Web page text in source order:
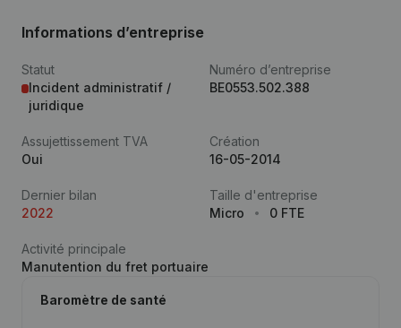
Informations d’entreprise
Statut
Incident administratif /
juridique
Numéro d’entreprise
BE0553.502.388
Assujettissement TVA
Oui
Création
16-05-2014
Dernier bilan
2022
Taille d'entreprise
Micro
0 FTE
Activité principale
Manutention du fret portuaire
Baromètre de santé